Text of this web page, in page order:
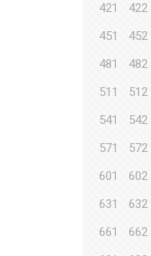
421
422
451
452
481
482
511
512
541
542
571
572
601
602
631
632
661
662